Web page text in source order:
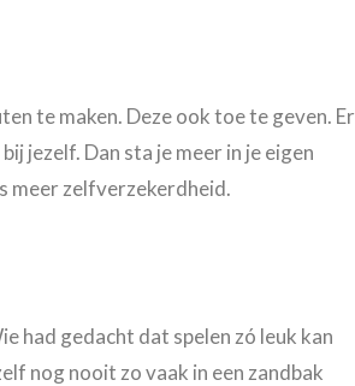
te maken. Deze ook toe te geven. Er
jezelf. Dan sta je meer in je eigen
meer zelfverzekerdheid.
had gedacht dat spelen zó leuk kan
nog nooit zo vaak in een zandbak